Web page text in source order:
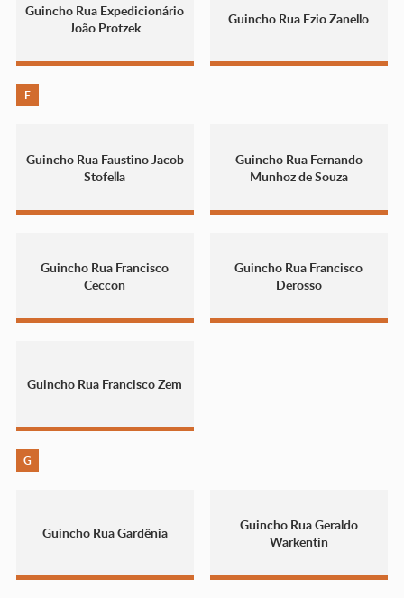
Guincho Rua Expedicionário
João Protzek
Guincho Rua Ezio Zanello
F
Guincho Rua Faustino Jacob
Stofella
Guincho Rua Fernando
Munhoz de Souza
Guincho Rua Francisco
Ceccon
Guincho Rua Francisco
Derosso
Guincho Rua Francisco Zem
G
Guincho Rua Gardênia
Guincho Rua Geraldo
Warkentin